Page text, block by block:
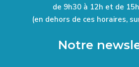
de 9h30 à 12h et de
(en dehors de ces horaires,
Notre